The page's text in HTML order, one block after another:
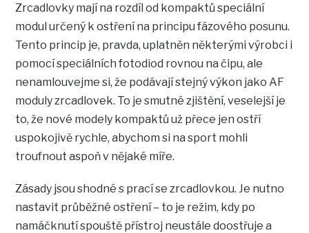
Zrcadlovky mají na rozdíl od kompaktů speciální
modul určený k ostření na principu fázového posunu.
Tento princip je, pravda, uplatněn některými výrobci i
pomocí speciálních fotodiod rovnou na čipu, ale
nenamlouvejme si, že podávají stejný výkon jako AF
moduly zrcadlovek. To je smutné zjištění, veselejší je
to, že nové modely kompaktů už přece jen ostří
uspokojivě rychle, abychom si na sport mohli
troufnout aspoň v nějaké míře.
Zásady jsou shodné s prací se zrcadlovkou. Je nutno
nastavit průběžné ostření – to je režim, kdy po
namáčknutí spouště přístroj neustále doostřuje a